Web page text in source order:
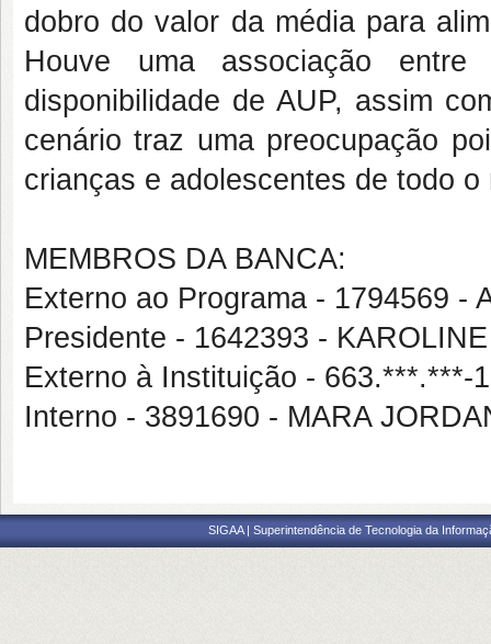
dobro do valor da média para
Houve uma associação
disponibilidade de AUP, assim
cenário traz uma preocupação
crianças e adolescentes de todo o
MEMBROS DA BANCA:
Externo ao Programa - 1794569 -
Presidente - 1642393 -
Externo à Instituição - 663.***.***-
Interno - 3891690 - MARA
SIGAA | Superintendência de Tecnologia da